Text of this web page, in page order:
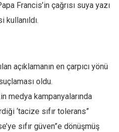
Francis’in çağrısı suya yazı
kullanıldı.
açıklamanın en çarpıcı yönü
oldu.
medya kampanyalarında
‘tacize sıfır tolerans”
sıfır güven”e dönüşmüş